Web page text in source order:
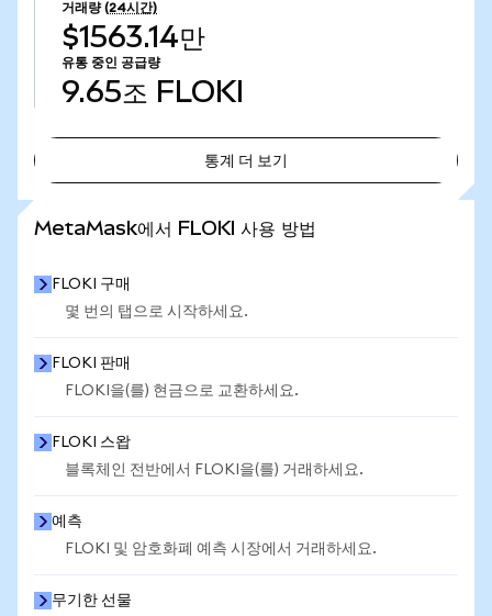
거래량 (24시간)
$1563.14만
유통 중인 공급량
9.65조 FLOKI
통계 더 보기
MetaMask에서 FLOKI 사용 방법
FLOKI 구매
몇 번의 탭으로 시작하세요.
FLOKI 판매
FLOKI을(를) 현금으로 교환하세요.
FLOKI 스왑
블록체인 전반에서 FLOKI을(를) 거래하세요.
예측
FLOKI 및 암호화폐 예측 시장에서 거래하세요.
무기한 선물